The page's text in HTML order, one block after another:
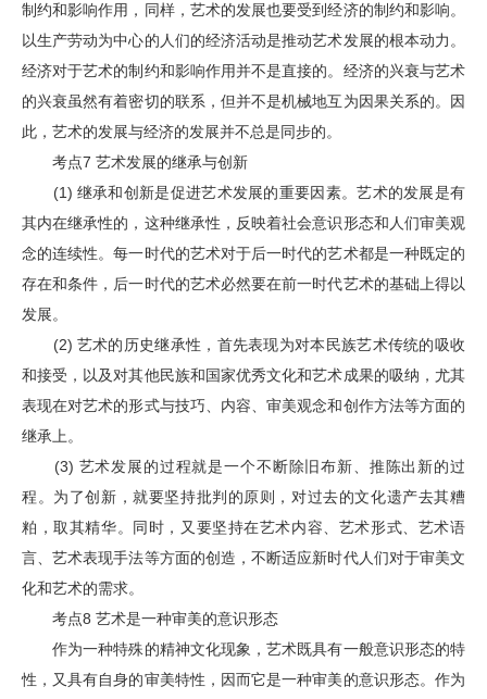
制约和影响作用，同样，艺术的发展也要受到经济的制约和影响。
以生产劳动为中心的人们的经济活动是推动艺术发展的根本动力。
经济对于艺术的制约和影响作用并不是直接的。经济的兴衰与艺术
的兴衰虽然有着密切的联系，但并不是机械地互为因果关系的。因
此，艺术的发展与经济的发展并不总是同步的。
考点7 艺术发展的继承与创新
(1) 继承和创新是促进艺术发展的重要因素。艺术的发展是有
其内在继承性的，这种继承性，反映着社会意识形态和人们审美观
念的连续性。每一时代的艺术对于后一时代的艺术都是一种既定的
存在和条件，后一时代的艺术必然要在前一时代艺术的基础上得以
发展。
(2) 艺术的历史继承性，首先表现为对本民族艺术传统的吸收
和接受，以及对其他民族和国家优秀文化和艺术成果的吸纳，尤其
表现在对艺术的形式与技巧、内容、审美观念和创作方法等方面的
继承上。
(3) 艺术发展的过程就是一个不断除旧布新、推陈出新的过
程。为了创新，就要坚持批判的原则，对过去的文化遗产去其糟
粕，取其精华。同时，又要坚持在艺术内容、艺术形式、艺术语
言、艺术表现手法等方面的创造，不断适应新时代人们对于审美文
化和艺术的需求。
考点8 艺术是一种审美的意识形态
作为一种特殊的精神文化现象，艺术既具有一般意识形态的特
性，又具有自身的审美特性，因而它是一种审美的意识形态。作为